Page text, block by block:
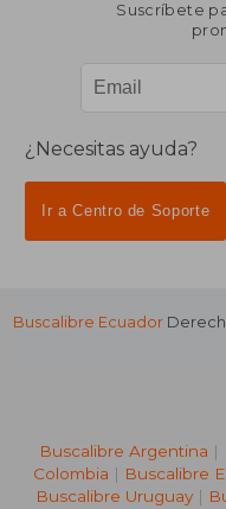
Suscríbete
¿Necesitas ayuda?
Ir a Centro de Soporte
Buscalibre Ecuador
Buscalibre Argentina |
Colombia | Buscalibre
Buscalibre Uruguay|